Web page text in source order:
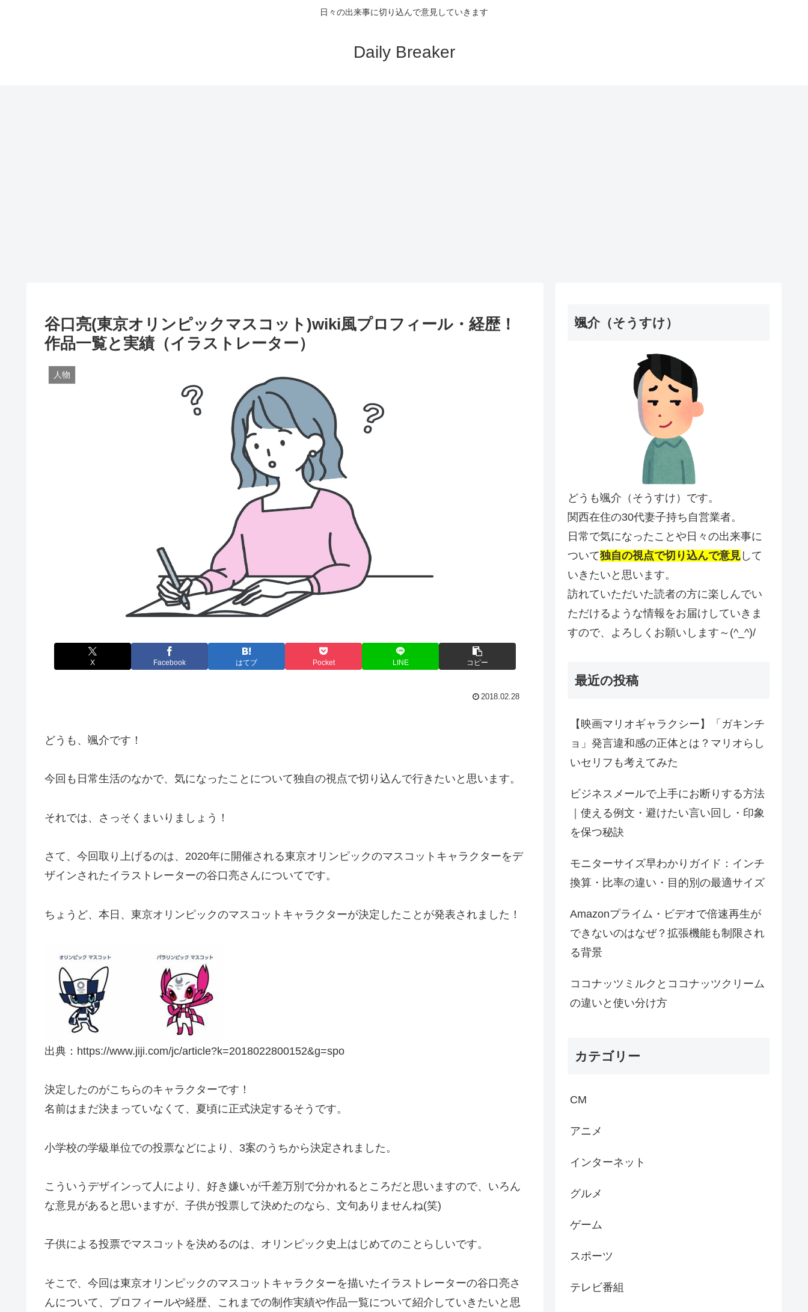
日々の出来事に切り込んで意見していきます
Daily Breaker
谷口亮(東京オリンピックマスコット)wiki風プロフィール・経歴！
作品一覧と実績（イラストレーター）
人物
X Facebook はてブ Pocket LINE コピー
2018.02.28
どうも、颯介です！
今回も日常生活のなかで、気になったことについて独自の視点で切り込んで行きたいと思います。
それでは、さっそくまいりましょう！
さて、今回取り上げるのは、2020年に開催される東京オリンピックのマスコットキャラクターをデ
ザインされたイラストレーターの谷口亮さんについてです。
ちょうど、本日、東京オリンピックのマスコットキャラクターが決定したことが発表されました！
出典：https://www.jiji.com/jc/article?k=2018022800152&g=spo
決定したのがこちらのキャラクターです！
名前はまだ決まっていなくて、夏頃に正式決定するそうです。
小学校の学級単位での投票などにより、3案のうちから決定されました。
こういうデザインって人により、好き嫌いが千差万別で分かれるところだと思いますので、いろん
な意見があると思いますが、子供が投票して決めたのなら、文句ありませんね(笑)
子供による投票でマスコットを決めるのは、オリンピック史上はじめてのことらしいです。
そこで、今回は東京オリンピックのマスコットキャラクターを描いたイラストレーターの谷口亮さ
んについて、プロフィールや経歴、これまでの制作実績や作品一覧について紹介していきたいと思
颯介（そうすけ）
どうも颯介（そうすけ）です。
関西在住の30代妻子持ち自営業者。
日常で気になったことや日々の出来事に
ついて独自の視点で切り込んで意見 して
いきたいと思います。
訪れていただいた読者の方に楽しんでい
ただけるような情報をお届けしていきま
すので、よろしくお願いします～(^_^)/
最近の投稿
【映画マリオギャラクシー】「ガキンチ
ョ」発言違和感の正体とは？マリオらし
いセリフも考えてみた
ビジネスメールで上手にお断りする方法
｜使える例文・避けたい言い回し・印象
を保つ秘訣
モニターサイズ早わかりガイド：インチ
換算・比率の違い・目的別の最適サイズ
Amazonプライム・ビデオで倍速再生が
できないのはなぜ？拡張機能も制限され
る背景
ココナッツミルクとココナッツクリーム
の違いと使い分け方
カテゴリー
CM
アニメ
インターネット
グルメ
ゲーム
スポーツ
テレビ番組